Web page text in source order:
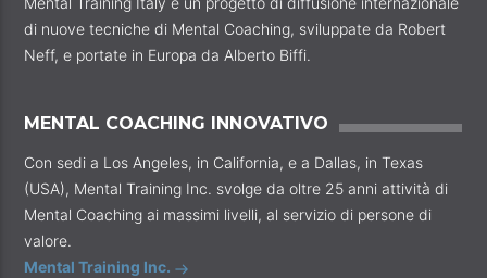
di nuove tecniche di Mental Coaching, sviluppate da Robert
Neff, e portate in Europa da Alberto Biffi.
MENTAL COACHING INNOVATIVO
Con sedi a Los Angeles, in California, e a Dallas, in Texas
(USA), Mental Training Inc. svolge da oltre 25 anni attività di
Mental Coaching ai massimi livelli, al servizio di persone di
valore.
Mental Training Inc.